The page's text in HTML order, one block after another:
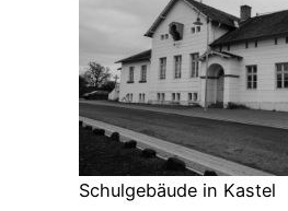
Schulgebäude in Kastel